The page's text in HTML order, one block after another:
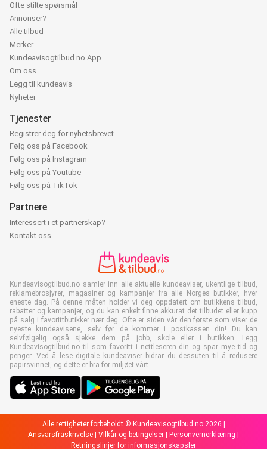
Ofte stilte spørsmål
Annonser?
Alle tilbud
Merker
Kundeavisogtilbud.no App
Om oss
Legg til kundeavis
Nyheter
Tjenester
Registrer deg for nyhetsbrevet
Følg oss på Facebook
Følg oss på Instagram
Følg oss på Youtube
Følg oss på TikTok
Partnere
Interessert i et partnerskap?
Kontakt oss
Kundeavisogtilbud.no samler inn alle aktuelle kundeaviser, ukentlige tilbud,
reklamebrosjyrer, magasiner og kampanjer fra alle Norges butikker, hver
eneste dag. På denne måten holder vi deg oppdatert om butikkens tilbud,
rabatter og kampanjer, og du kan enkelt finne akkurat det tilbudet eller kupp
på salg i favorittbutikker nær deg. Ofte er siden vår den første som viser de
nyeste kundeavisene, selv før de kommer i postkassen din! Du kan
selvfølgelig også sjekke dem på jobb, skole eller i butikken. Legg
Kundeavisogtilbud.no til som favoritt i nettleseren din og spar mye tid og
penger. Ved å lese digitale kundeaviser bidrar du dessuten til å redusere
papirsvinnet, og dette er bra for miljøet vårt.
Alle rettigheter forbeholdt © Kundeavisogtilbud.no 2026 |
Ansvarsfraskrivelse
Vilkår og betingelser Personvernerklæring
Retningslinjer for informasjonskapsler